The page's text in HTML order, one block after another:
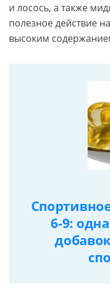
и лосось, а также
полезное действие
высоким
6-9: